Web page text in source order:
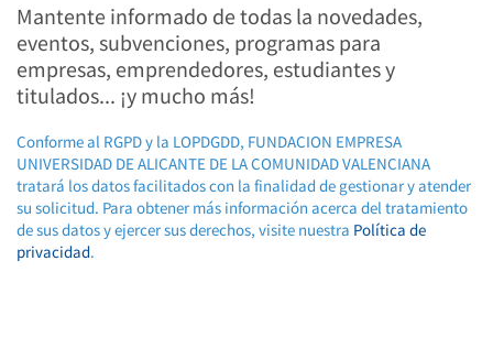
Mantente informado de todas la novedades,
eventos, subvenciones, programas para
empresas, emprendedores, estudiantes y
titulados... ¡y mucho más!
Conforme al RGPD y la LOPDGDD, FUNDACION EMPRESA
UNIVERSIDAD DE ALICANTE DE LA COMUNIDAD VALENCIANA
tratará los datos facilitados con la finalidad de gestionar y atender
su solicitud. Para obtener más información acerca del tratamiento
de sus datos y ejercer sus derechos, visite nuestra Política de
privacidad.